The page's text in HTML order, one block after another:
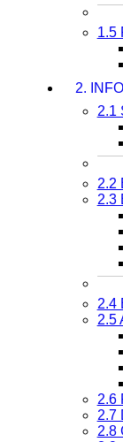
1.5
2.
2.1
2.2
2.3
2.4
2.5
2.6
2.7
2.8